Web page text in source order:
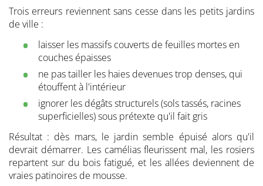
Trois erreurs reviennent sans cesse dans les petits jardins
de ville :
laisser les massifs couverts de feuilles mortes en
couches épaisses
ne pas tailler les haies devenues trop denses, qui
étouffent à l'intérieur
ignorer les dégâts structurels (sols tassés, racines
superficielles) sous prétexte qu'il fait gris
Résultat : dès mars, le jardin semble épuisé alors qu'il
devrait démarrer. Les camélias fleurissent mal, les rosiers
repartent sur du bois fatigué, et les allées deviennent de
vraies patinoires de mousse.